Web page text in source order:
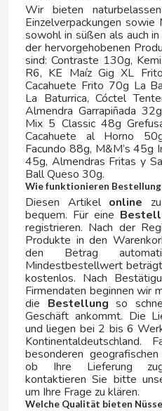
O
OCB
OCEAN BOMB
OKEY BATIDOS
ORBIT
OREO
ORLANDO
OUT OF THE BLUE
P
Wir bieten
Einzelverpackungen sowie
sowohl in süßen als auch
der hervorgehobenen
sind: Contraste 130g,
R6, KE Maíz Gig XL
Cacahuete Frito 70g La
La Baturrica, Cóctel
Almendra Garrapiñada
Mix 5 Classic 48g
Cacahuete al Horno
Facundo 88g, M&M’s 45g
45g, Almendras Fritas y
Ball Queso 30g.
Wie funktionieren Bestellung
Diesen Artikel online
bequem. Für eine
registrieren. Nach der
Produkte in den
den Betrag
Mindestbestellwert
kostenlos. Nach
Firmendaten beginnen wir
die Bestellung so
Geschäft ankommt. Die
und liegen bei 2 bis 6
besonderen
ob Ihre Lieferung
kontaktieren Sie bitte
um Ihre Frage zu klären.
Welche Qualität bieten